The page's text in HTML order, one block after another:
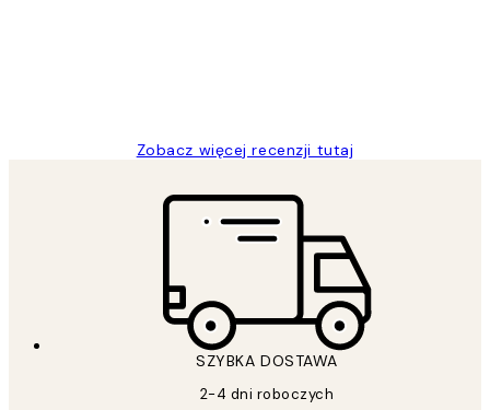
Zobacz więcej recenzji tutaj
SZYBKA DOSTAWA
2-4 dni roboczych